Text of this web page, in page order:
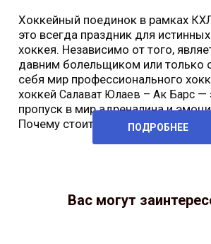
Хоккейный поединок в рамках
это всегда праздник для
хоккея. Независимо от того,
давним болельщиком или только
себя мир профессионального
хоккейСалават Юлаев – Ак Барс —
пропуск в мир адреналина и
Почему стоит купить билеты на
ПОДРОБНЕЕ
Вас могут